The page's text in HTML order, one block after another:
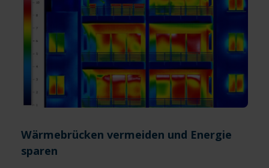
Wärmebrücken vermeiden und Energie
sparen